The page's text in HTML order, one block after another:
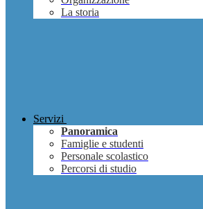
La storia
Servizi
Panoramica
Famiglie e studenti
Personale scolastico
Percorsi di studio